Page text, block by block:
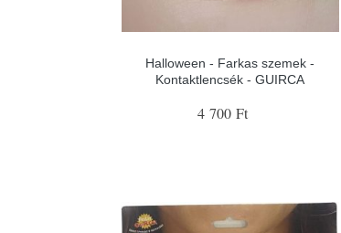
Halloween - Farkas szemek -
Kontaktlencsék - GUIRCA
4 700 Ft